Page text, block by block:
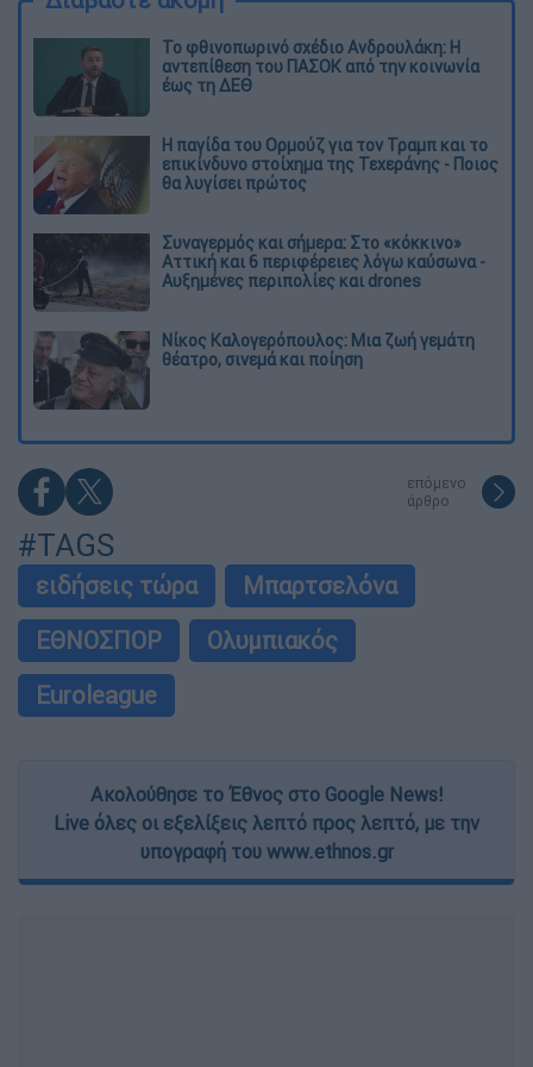
Το φθινοπωρινό σχέδιο Ανδρουλάκη: Η
αντεπίθεση του ΠΑΣΟΚ από την κοινωνία
έως τη ΔΕΘ
Η παγίδα του Ορμούζ για τον Τραμπ και το
επικίνδυνο στοίχημα της Τεχεράνης - Ποιος
θα λυγίσει πρώτος
Συναγερμός και σήμερα: Στο «κόκκινο»
Αττική και 6 περιφέρειες λόγω καύσωνα -
Αυξημένες περιπολίες και drones
Νίκος Καλογερόπουλος: Μια ζωή γεμάτη
θέατρο, σινεμά και ποίηση
επόμενο
άρθρο
#TAGS
ειδήσεις τώρα
Μπαρτσελόνα
ΕΘΝΟΣΠΟΡ
Ολυμπιακός
Euroleague
Ακολούθησε το Έθνος στο Google News!
Live όλες οι εξελίξεις λεπτό προς λεπτό, με την
υπογραφή του www.ethnos.gr